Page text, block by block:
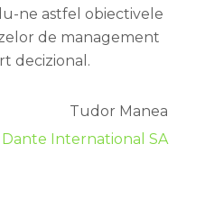
ne astfel obiectivele
de management
decizional.
Tudor Manea
Dante International SA